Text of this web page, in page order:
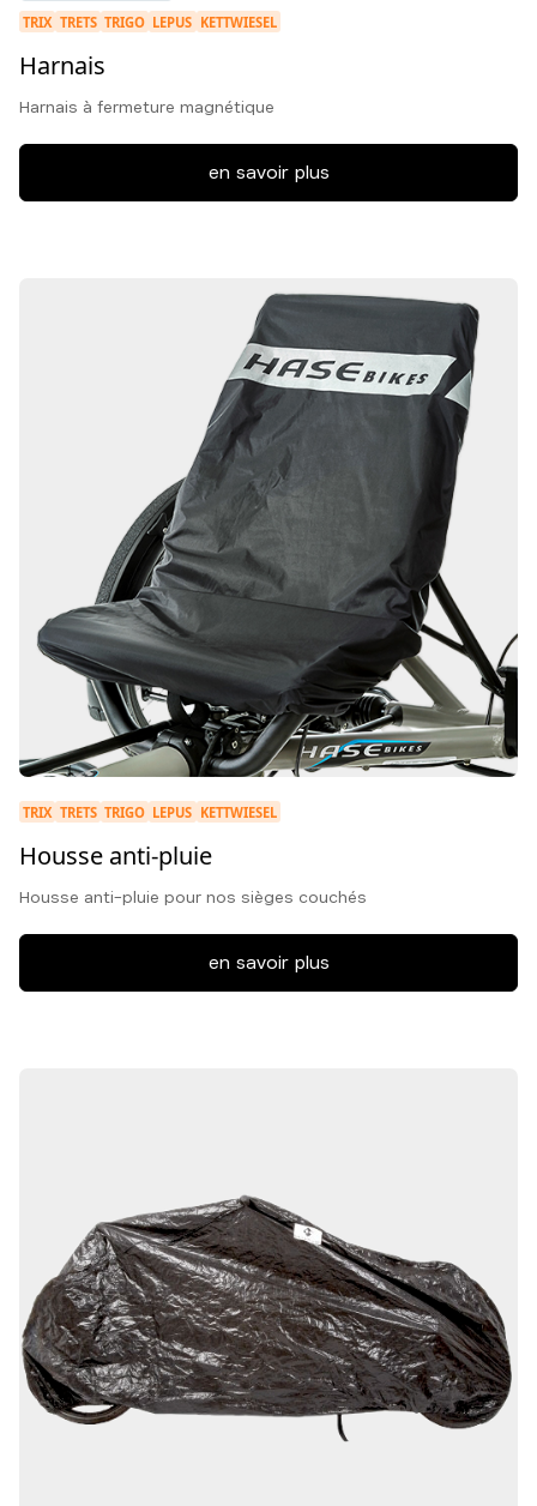
TRIX TRETS TRIGO LEPUS KETTWIESEL
Harnais
Harnais à fermeture magnétique
en savoir plus
TRIX TRETS TRIGO LEPUS KETTWIESEL
Housse anti-pluie
Housse anti-pluie pour nos sièges couchés
en savoir plus